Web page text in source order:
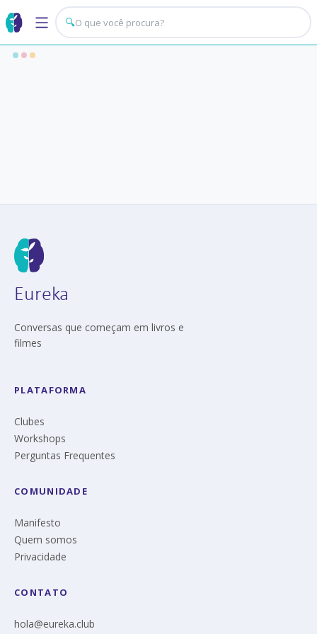
🔍
Eureka
Conversas que começam em livros e
filmes
PLATAFORMA
Clubes
Workshops
Perguntas Frequentes
COMUNIDADE
Manifesto
Quem somos
Privacidade
CONTATO
hola@eureka.club